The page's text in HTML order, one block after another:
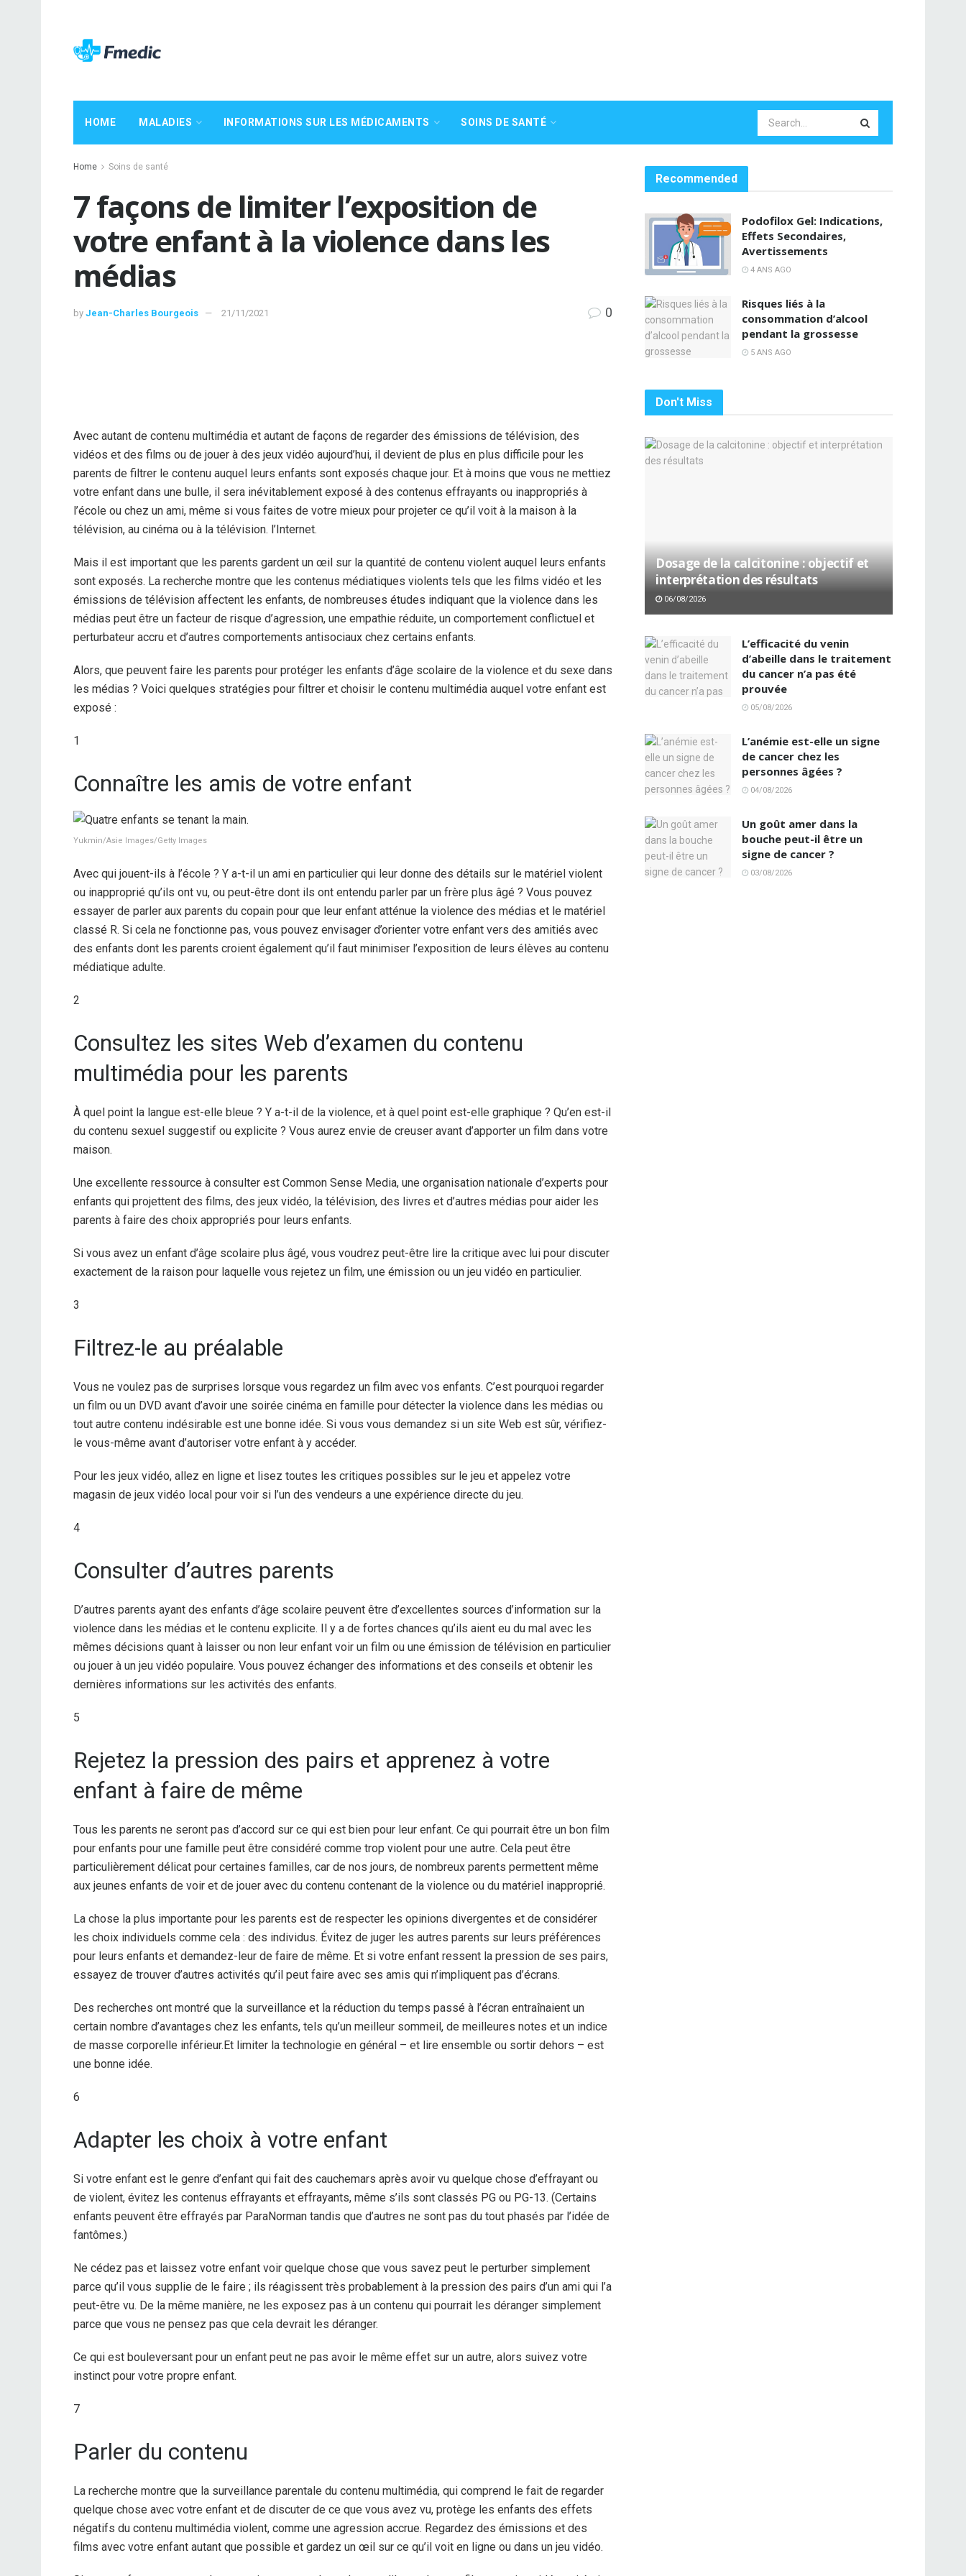
HOME MALADIES INFORMATIONS SUR LES MÉDICAMENTS SOINS DE SANTÉ
Home Soins de santé
7 façons de limiter l’exposition de
votre enfant à la violence dans les
médias
by Jean-Charles Bourgeois 21/11/2021 0
Avec autant de contenu multimédia et autant de façons de regarder des émissions de télévision, des
vidéos et des films ou de jouer à des jeux vidéo aujourd’hui, il devient de plus en plus difficile pour les
parents de filtrer le contenu auquel leurs enfants sont exposés chaque jour. Et à moins que vous ne mettiez
votre enfant dans une bulle, il sera inévitablement exposé à des contenus effrayants ou inappropriés à
l’école ou chez un ami, même si vous faites de votre mieux pour projeter ce qu’il voit à la maison à la
télévision, au cinéma ou à la télévision. l’Internet.
Mais il est important que les parents gardent un œil sur la quantité de contenu violent auquel leurs enfants
sont exposés. La recherche montre que les contenus médiatiques violents tels que les films vidéo et les
émissions de télévision affectent les enfants, de nombreuses études indiquant que la violence dans les
médias peut être un facteur de risque d’agression, une empathie réduite, un comportement conflictuel et
perturbateur accru et d’autres comportements antisociaux chez certains enfants.
Alors, que peuvent faire les parents pour protéger les enfants d’âge scolaire de la violence et du sexe dans
les médias ? Voici quelques stratégies pour filtrer et choisir le contenu multimédia auquel votre enfant est
exposé :
1
Connaître les amis de votre enfant
Yukmin/Asie Images/Getty Images
Avec qui jouent-ils à l’école ? Y a-t-il un ami en particulier qui leur donne des détails sur le matériel violent
ou inapproprié qu’ils ont vu, ou peut-être dont ils ont entendu parler par un frère plus âgé ? Vous pouvez
essayer de parler aux parents du copain pour que leur enfant atténue la violence des médias et le matériel
classé R. Si cela ne fonctionne pas, vous pouvez envisager d’orienter votre enfant vers des amitiés avec
des enfants dont les parents croient également qu’il faut minimiser l’exposition de leurs élèves au contenu
médiatique adulte.
2
Consultez les sites Web d’examen du contenu
multimédia pour les parents
À quel point la langue est-elle bleue ? Y a-t-il de la violence, et à quel point est-elle graphique ? Qu’en est-il
du contenu sexuel suggestif ou explicite ? Vous aurez envie de creuser avant d’apporter un film dans votre
maison.
Une excellente ressource à consulter est Common Sense Media, une organisation nationale d’experts pour
enfants qui projettent des films, des jeux vidéo, la télévision, des livres et d’autres médias pour aider les
parents à faire des choix appropriés pour leurs enfants.
Si vous avez un enfant d’âge scolaire plus âgé, vous voudrez peut-être lire la critique avec lui pour discuter
exactement de la raison pour laquelle vous rejetez un film, une émission ou un jeu vidéo en particulier.
3
Filtrez-le au préalable
Vous ne voulez pas de surprises lorsque vous regardez un film avec vos enfants. C’est pourquoi regarder
un film ou un DVD avant d’avoir une soirée cinéma en famille pour détecter la violence dans les médias ou
tout autre contenu indésirable est une bonne idée. Si vous vous demandez si un site Web est sûr, vérifiez-
le vous-même avant d’autoriser votre enfant à y accéder.
Pour les jeux vidéo, allez en ligne et lisez toutes les critiques possibles sur le jeu et appelez votre
magasin de jeux vidéo local pour voir si l’un des vendeurs a une expérience directe du jeu.
4
Consulter d’autres parents
D’autres parents ayant des enfants d’âge scolaire peuvent être d’excellentes sources d’information sur la
violence dans les médias et le contenu explicite. Il y a de fortes chances qu’ils aient eu du mal avec les
mêmes décisions quant à laisser ou non leur enfant voir un film ou une émission de télévision en particulier
ou jouer à un jeu vidéo populaire. Vous pouvez échanger des informations et des conseils et obtenir les
dernières informations sur les activités des enfants.
5
Rejetez la pression des pairs et apprenez à votre
enfant à faire de même
Tous les parents ne seront pas d’accord sur ce qui est bien pour leur enfant. Ce qui pourrait être un bon film
pour enfants pour une famille peut être considéré comme trop violent pour une autre. Cela peut être
particulièrement délicat pour certaines familles, car de nos jours, de nombreux parents permettent même
aux jeunes enfants de voir et de jouer avec du contenu contenant de la violence ou du matériel inapproprié.
La chose la plus importante pour les parents est de respecter les opinions divergentes et de considérer
les choix individuels comme cela : des individus. Évitez de juger les autres parents sur leurs préférences
pour leurs enfants et demandez-leur de faire de même. Et si votre enfant ressent la pression de ses pairs,
essayez de trouver d’autres activités qu’il peut faire avec ses amis qui n’impliquent pas d’écrans.
Des recherches ont montré que la surveillance et la réduction du temps passé à l’écran entraînaient un
certain nombre d’avantages chez les enfants, tels qu’un meilleur sommeil, de meilleures notes et un indice
de masse corporelle inférieur.Et limiter la technologie en général – et lire ensemble ou sortir dehors – est
une bonne idée.
6
Adapter les choix à votre enfant
Si votre enfant est le genre d’enfant qui fait des cauchemars après avoir vu quelque chose d’effrayant ou
de violent, évitez les contenus effrayants et effrayants, même s’ils sont classés PG ou PG-13. (Certains
enfants peuvent être effrayés par ParaNorman tandis que d’autres ne sont pas du tout phasés par l’idée de
fantômes.)
Ne cédez pas et laissez votre enfant voir quelque chose que vous savez peut le perturber simplement
parce qu’il vous supplie de le faire ; ils réagissent très probablement à la pression des pairs d’un ami qui l’a
peut-être vu. De la même manière, ne les exposez pas à un contenu qui pourrait les déranger simplement
parce que vous ne pensez pas que cela devrait les déranger.
Ce qui est bouleversant pour un enfant peut ne pas avoir le même effet sur un autre, alors suivez votre
instinct pour votre propre enfant.
7
Parler du contenu
La recherche montre que la surveillance parentale du contenu multimédia, qui comprend le fait de regarder
quelque chose avec votre enfant et de discuter de ce que vous avez vu, protège les enfants des effets
négatifs du contenu multimédia violent, comme une agression accrue. Regardez des émissions et des
films avec votre enfant autant que possible et gardez un œil sur ce qu’il voit en ligne ou dans un jeu vidéo.
Recommended
Podofilox Gel: Indications,
Effets Secondaires,
Avertissements
4 ANS AGO
Risques liés à la
consommation d’alcool
pendant la grossesse
5 ANS AGO
Don't Miss
Dosage de la calcitonine : objectif et
interprétation des résultats
06/08/2026
L’efficacité du venin
d’abeille dans le traitement
du cancer n’a pas été
prouvée
05/08/2026
L’anémie est-elle un signe
de cancer chez les
personnes âgées ?
04/08/2026
Un goût amer dans la
bouche peut-il être un
signe de cancer ?
03/08/2026